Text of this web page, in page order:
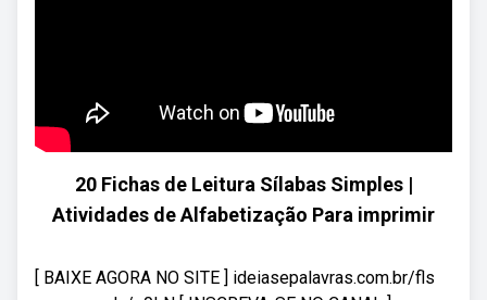
20 Fichas de Leitura Sílabas Simples |
Atividades de Alfabetização Para imprimir
[ BAIXE AGORA NO SITE ] ideiasepalavras.com.br/fls